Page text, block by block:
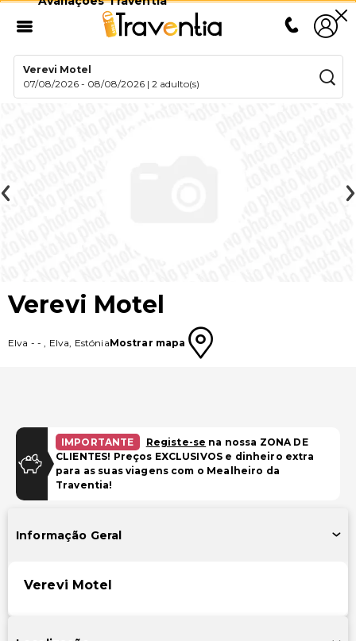
Verevi Motel
07/08/2026 - 08/08/2026 |2 adulto(s)
Verevi Motel
Elva --, Elva, EstóniaMostrar mapa
IMPORTANTE Registe-se na nossa ZONA DE
CLIENTES! Preços EXCLUSIVOS e dinheiro extra
para as suas viagens com o Mealheiro da
Traventia!
Informação Geral
Verevi Motel